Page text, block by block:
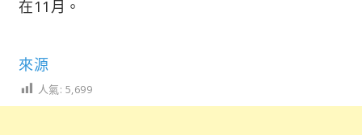
在11月。
來源
人氣: 5,699